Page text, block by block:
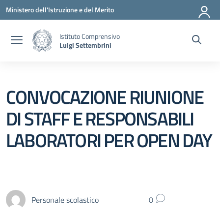
Vai ai contenuti
Vai al menu di navigazione
Vai al footer
Ministero dell'Istruzione e del Merito
Istituto Comprensivo
Luigi Settembrini
CONVOCAZIONE RIUNIONE
DI STAFF E RESPONSABILI
LABORATORI PER OPEN DAY
Personale scolastico 0